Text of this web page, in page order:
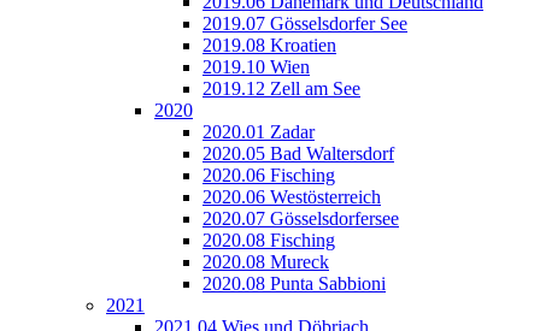
2019.07 Gösselsdorfer See
2019.08 Kroatien
2019.10 Wien
2019.12 Zell am See
2020
2020.01 Zadar
2020.05 Bad Waltersdorf
2020.06 Fisching
2020.06 Westösterreich
2020.07 Gösselsdorfersee
2020.08 Fisching
2020.08 Mureck
2020.08 Punta Sabbioni
2021
2021.04 Wies und Döbriach